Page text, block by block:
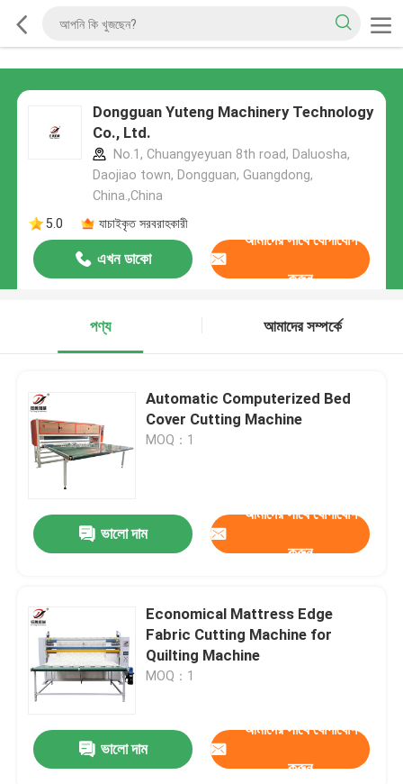
Dongguan Yuteng Machinery Technology
Co., Ltd.
No.1, Chuangyeyuan 8th road, Daluosha,
Daojiao town, Dongguan, Guangdong,
China.,China
5.0
যাচাইকৃত সরবরাহকারী
এখন ডাকো
আমাদের সাথে যোগাযোগ
করুন
পণ্য আমাদের সম্পর্কে
Automatic Computerized Bed
Cover Cutting Machine
MOQ：1
ভালো দাম
আমাদের সাথে যোগাযোগ
করুন
Economical Mattress Edge
Fabric Cutting Machine for
Quilting Machine
MOQ：1
ভালো দাম
আমাদের সাথে যোগাযোগ
করুন